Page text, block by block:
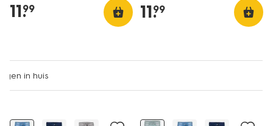
11.
99 11.
99